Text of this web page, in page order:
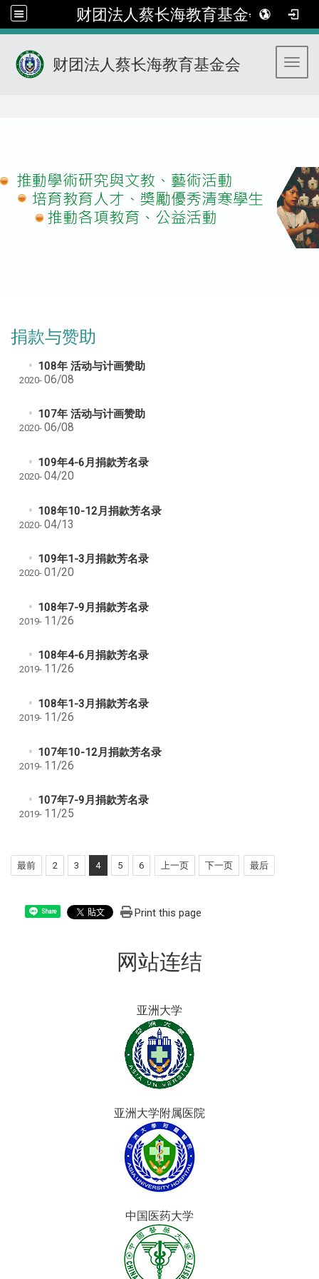
财团法人蔡长海教育基金会
财团法人蔡长海教育基金会
捐款与赞助
108年 活动与计画赞助
2020- 06/08
107年 活动与计画赞助
2020- 06/08
109年4-6月捐款芳名录
2020- 04/20
108年10-12月捐款芳名录
2020- 04/13
109年1-3月捐款芳名录
2020- 01/20
108年7-9月捐款芳名录
2019- 11/26
108年4-6月捐款芳名录
2019- 11/26
108年1-3月捐款芳名录
2019- 11/26
107年10-12月捐款芳名录
2019- 11/26
107年7-9月捐款芳名录
2019- 11/25
最前 2 3 4 5 6 上一页 下一页 最后
Share Print this page
网站连结
亚洲大学
亚洲大学附属医院
中国医药大学